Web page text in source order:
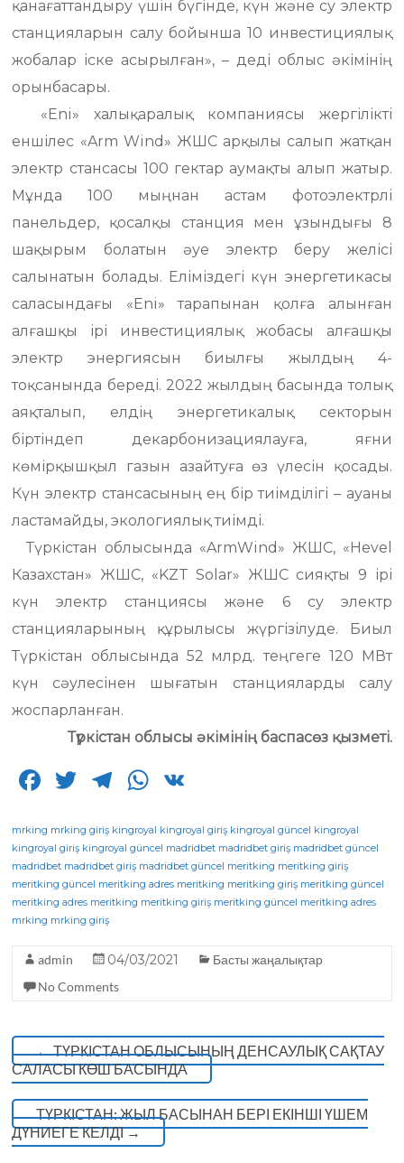
қанағаттандыру үшін бүгінде, күн және су электр
станцияларын салу бойынша 10 инвестициялық
жобалар іске асырылған», – деді облыс әкімінің
орынбасары.
«Eni» халықаралық компаниясы жергілікті
еншілес «Arm Wind» ЖШС арқылы салып жатқан
электр стансасы 100 гектар аумақты алып жатыр.
Мұнда 100 мыңнан астам фотоэлектрлі
панельдер, қосалқы станция мен ұзындығы 8
шақырым болатын әуе электр беру желісі
салынатын болады. Еліміздегі күн энергетикасы
саласындағы «Eni» тарапынан қолға алынған
алғашқы ірі инвестициялық жобасы алғашқы
электр энергиясын биылғы жылдың 4-
тоқсанында береді. 2022 жылдың басында толық
аяқталып, елдің энергетикалық секторын
біртіндеп декарбонизациялауға, яғни
көмірқышқыл газын азайтуға өз үлесін қосады.
Күн электр стансасының ең бір тиімділігі – ауаны
ластамайды, экологиялық тиімді.
Түркістан облысында «ArmWind» ЖШС, «Hevel
Казахстан» ЖШС, «KZT Solar» ЖШС сияқты 9 ірі
күн электр станциясы және 6 су электр
станцияларының құрылысы жүргізілуде. Биыл
Түркістан облысында 52 млрд. теңгеге 120 МВт
күн сәулесінен шығатын станцияларды салу
жоспарланған.
Түркістан облысы әкімінің баспасөз қызметі.
F
c
e
b
o
o
k
T
it
te
r
T
e
g
ra
W
a
ts
A
p
mrking mrking giriş kingroyal kingroyal giriş kingroyal güncel kingroyal
kingroyal giriş kingroyal güncel madridbet madridbet giriş madridbet güncel
madridbet madridbet giriş madridbet güncel meritking meritking giriş
meritking güncel meritking adres meritking meritking giriş meritking güncel
meritking adres meritking meritking giriş meritking güncel meritking adres
mrking mrking giriş
admin 04/03/2021
Басты жаңалықтар
No Comments
←ТҮРКІСТАН ОБЛЫСЫНЫҢ ДЕНСАУЛЫҚ САҚТАУ
САЛАСЫ КӨШ БАСЫНДА
ТҮРКІСТАН: ЖЫЛ БАСЫНАН БЕРІ ЕКІНШІ ҮШЕМ
ДҮНИЕГЕ КЕЛДІ→